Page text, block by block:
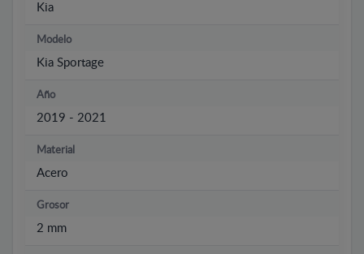
Kia
Modelo
Kia Sportage
Año
2019 - 2021
Material
Acero
Grosor
2 mm